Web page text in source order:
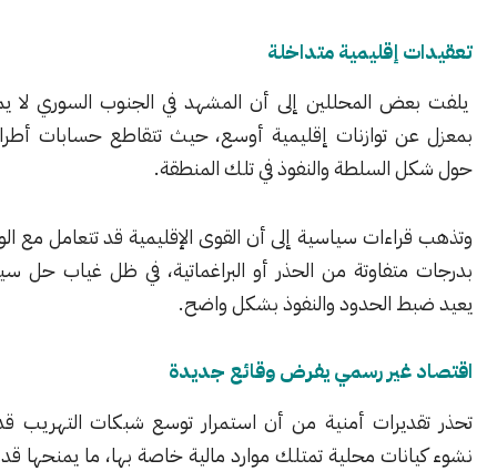
إقليمية متداخلة
المحللين إلى أن المشهد في الجنوب السوري لا يمكن قراءته
توازنات إقليمية أوسع، حيث تتقاطع حسابات أطراف متعددة
السلطة والنفوذ في تلك المنطقة.
سياسية إلى أن القوى الإقليمية قد تتعامل مع الواقع الجديد
من الحذر أو البراغماتية، في ظل غياب حل سياسي شامل
الحدود والنفوذ بشكل واضح.
غير رسمي يفرض وقائع جديدة
أمنية من أن استمرار توسع شبكات التهريب قد يؤدي إلى
محلية تمتلك موارد مالية خاصة بها، ما يمنحها قدرة أكبر على